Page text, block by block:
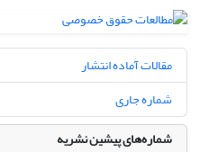
مقالات آماده انتشار
شماره جاری
شماره‌های پیشین نشریه